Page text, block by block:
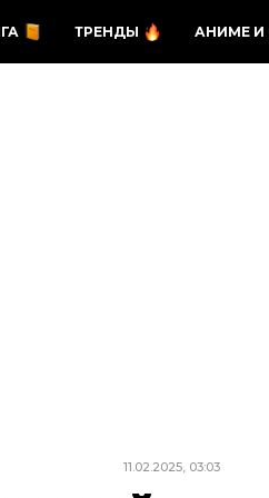
ТРЕНДЫ АНИМЕ И
11.02.2025, 03:03